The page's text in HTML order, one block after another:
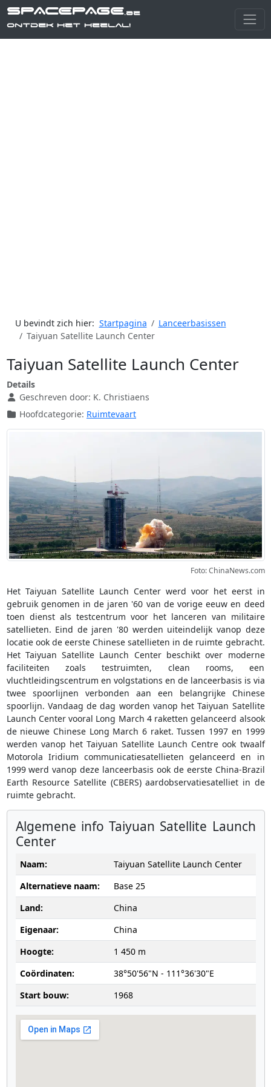
SPACEPAGE.be
Ontdek het heelal!
U bevindt zich hier: Startpagina
Lanceerbasissen
Taiyuan Satellite Launch Center
Taiyuan Satellite Launch Center
Details
Geschreven door: K. Christiaens
Hoofdcategorie: Ruimtevaart
Foto: ChinaNews.com
Het Taiyuan Satellite Launch Center werd voor het eerst in
gebruik genomen in de jaren '60 van de vorige eeuw en deed
toen dienst als testcentrum voor het lanceren van militaire
satellieten. Eind de jaren '80 werden uiteindelijk vanop deze
locatie ook de eerste Chinese satellieten in de ruimte gebracht.
Het Taiyuan Satellite Launch Center beschikt over moderne
faciliteiten zoals testruimten, clean rooms, een
vluchtleidingscentrum en volgstations en de lanceerbasis is via
twee spoorlijnen verbonden aan een belangrijke Chinese
spoorlijn. Vandaag de dag worden vanop het Taiyuan Satellite
Launch Center vooral Long March 4 raketten gelanceerd alsook
de nieuwe Chinese Long March 6 raket. Tussen 1997 en 1999
werden vanop het Taiyuan Satellite Launch Centre ook twaalf
Motorola Iridium communicatiesatellieten gelanceerd en in
1999 werd vanop deze lanceerbasis ook de eerste China-Brazil
Earth Resource Satellite (CBERS) aardobservatiesatelliet in de
ruimte gebracht.
Algemene info Taiyuan Satellite Launch
Center
Naam:
Taiyuan Satellite Launch Center
Alternatieve naam:
Base 25
Land:
China
Eigenaar:
China
Hoogte:
1 450 m
Coördinaten:
38°50'56"N - 111°36'30"E
Start bouw:
1968